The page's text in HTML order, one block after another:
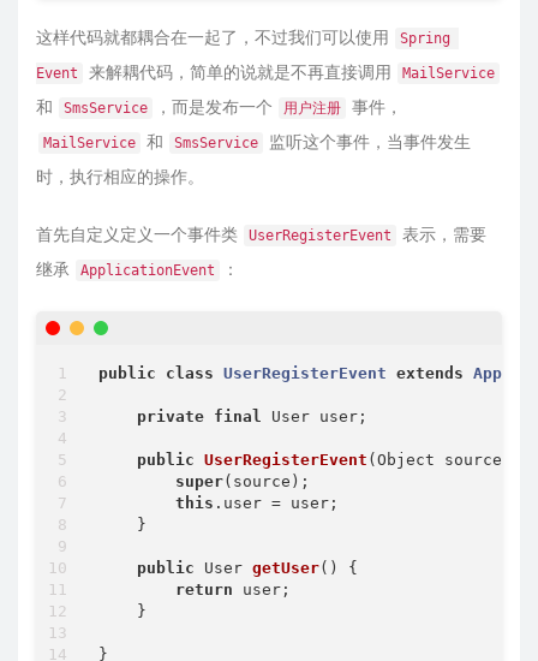
这样代码就都耦合在一起了，不过我们可以使用 Spring
Event 来解耦代码，简单的说就是不再直接调用 MailService
和 SmsService ，而是发布一个 用户注册 事件，
MailService 和 SmsService
监听这个事件，当事件发生
时，执行相应的操作。
首先自定义定义一个事件类 UserRegisterEvent
表示，需要
继承
ApplicationEvent ：
public class UserRegisterEvent extends
private final User user;
public UserRegisterEvent (Object source,
super(source);
this .user = user;
    }
public User getUser()
{
return user;
    }